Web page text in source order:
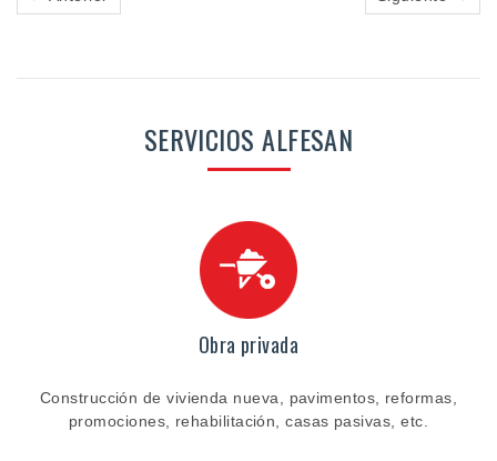
SERVICIOS ALFESAN
Obra privada
Construcción de vivienda nueva, pavimentos, reformas,
promociones, rehabilitación, casas pasivas, etc.